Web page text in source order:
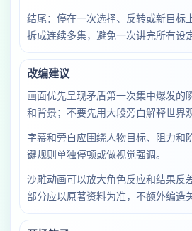
结尾：停在一次选择、反转或新目标
拆成连续多集，避免一次讲完所有设定
改编建议
画面优先呈现矛盾第一次集中爆发的
和背景；不要先用大段旁白解释世界观
字幕和旁白应围绕人物目标、阻力和
键规则单独停顿或做视觉强调。
沙雕动画可以放大角色反应和结果反
部分应以原著资料为准，不额外编造